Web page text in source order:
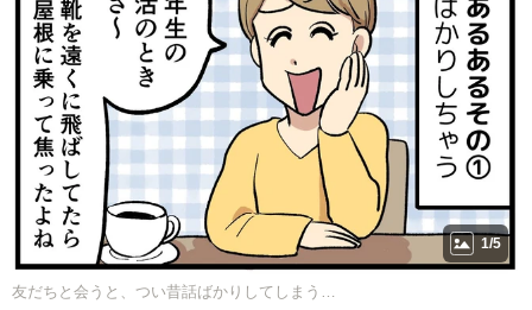
1/5
友だちと会うと、つい昔話ばかりしてしまう…